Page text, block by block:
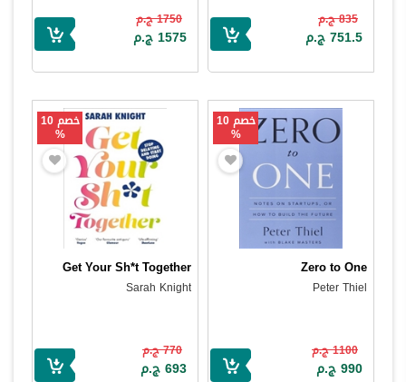
835 ج.م
751.5 ج.م
1750 ج.م
1575 ج.م
خصم 10
%
Zero to One
Peter Thiel
1100 ج.م
990 ج.م
خصم 10
%
Get Your Sh*t Together
Sarah Knight
770 ج.م
693 ج.م